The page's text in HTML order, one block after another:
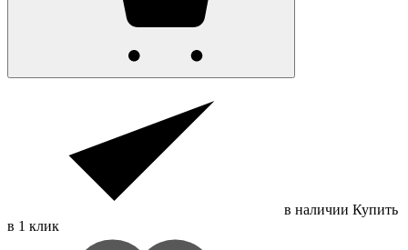
в наличии Купить
в 1 клик